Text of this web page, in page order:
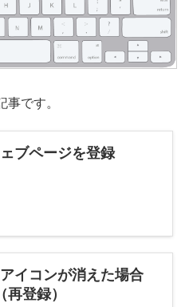
事です。
ブページを登録
イコンが消えた場合
登録）